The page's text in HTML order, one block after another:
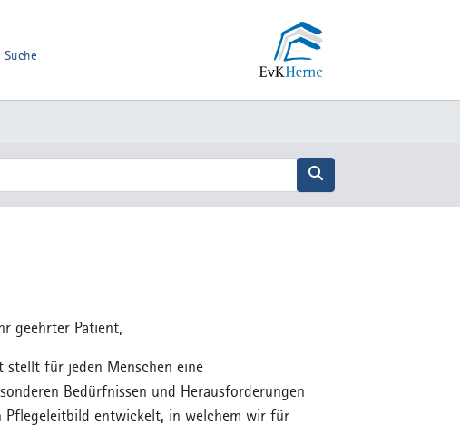
Suche
Suche abschicken
geehrter Patient,
stellt für jeden Menschen eine
Bedürfnissen und Herausforderungen
Pflegeleitbild entwickelt, in welchem wir für